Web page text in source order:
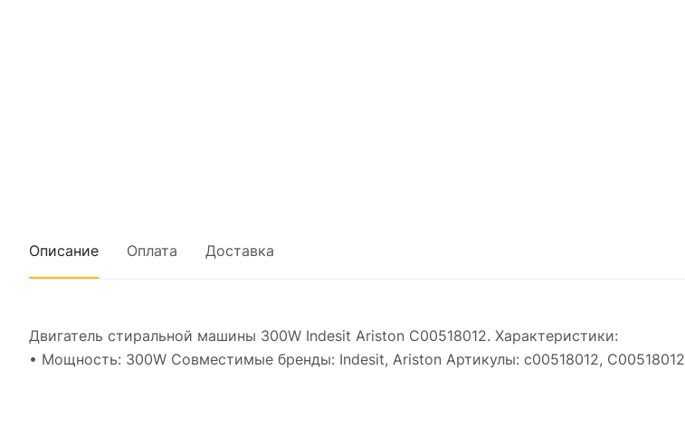
Описание Оплата Доставка
Двигатель стиральной машины 300W Indesit Ariston C00518012. Характеристики:
• Мощность: 300W Совместимые бренды: Indesit, Ariston Артикулы: c00518012, C00518012